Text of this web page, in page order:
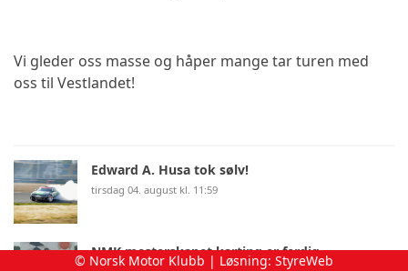
Vi gleder oss masse og håper mange tar turen med
oss til Vestlandet!
Edward A. Husa tok sølv!
tirsdag 04. august kl. 11:59
NMK mesterskapet karting er ferdig
© Norsk Motor Klubb | Løsning: StyreWeb